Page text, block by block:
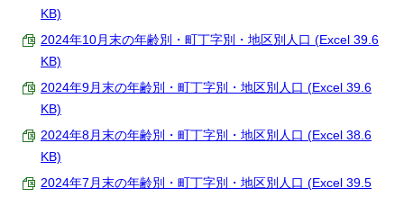
KB)
2024年10月末の年齢別・町丁字別・地区別人口 (Excel 39.6
KB)
2024年9月末の年齢別・町丁字別・地区別人口 (Excel 39.6
KB)
2024年8月末の年齢別・町丁字別・地区別人口 (Excel 38.6
KB)
2024年7月末の年齢別・町丁字別・地区別人口 (Excel 39.5